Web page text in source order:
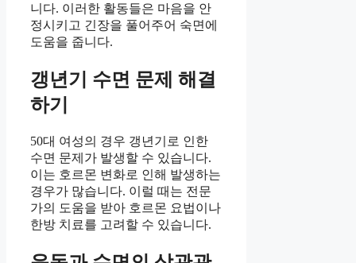
니다. 이러한 활동들은 마음을 안
정시키고 긴장을 풀어주어 숙면에
도움을 줍니다.
갱년기 수면 문제 해결
하기
50대 여성의 경우 갱년기로 인한
수면 문제가 발생할 수 있습니다.
이는 호르몬 변화로 인해 발생하는
경우가 많습니다. 이럴 때는 전문
가의 도움을 받아 호르몬 요법이나
한방 치료를 고려할 수 있습니다.